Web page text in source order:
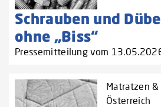
Schrauben und
ohne „Biss“
Pressemitteilung vom
Matratzen
Österreich